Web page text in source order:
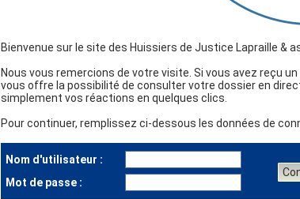
Bienvenue sur le site des Huissiers de Justice Lapraille &
Nous vous remercions de votre visite. Si vous avez reçu
vous offre la possibilité de consulter votre dossier en
simplement vos réactions en quelques clics.
Pour continuer, remplissez ci-dessous les données de
Nom d'utilisateur :
Mot de passe :